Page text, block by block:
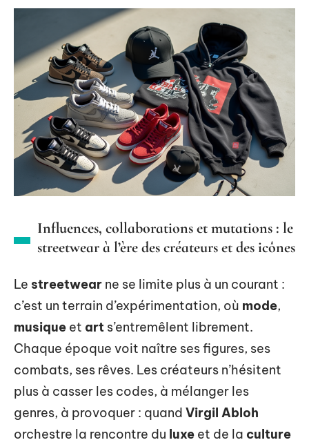
Influences, collaborations et mutations : le
streetwear à l’ère des créateurs et des icônes
Le streetwear ne se limite plus à un courant :
c’est un terrain d’expérimentation, où mode,
musique et art s’entremêlent librement.
Chaque époque voit naître ses figures, ses
combats, ses rêves. Les créateurs n’hésitent
plus à casser les codes, à mélanger les
genres, à provoquer : quand Virgil Abloh
orchestre la rencontre du luxe et de la culture